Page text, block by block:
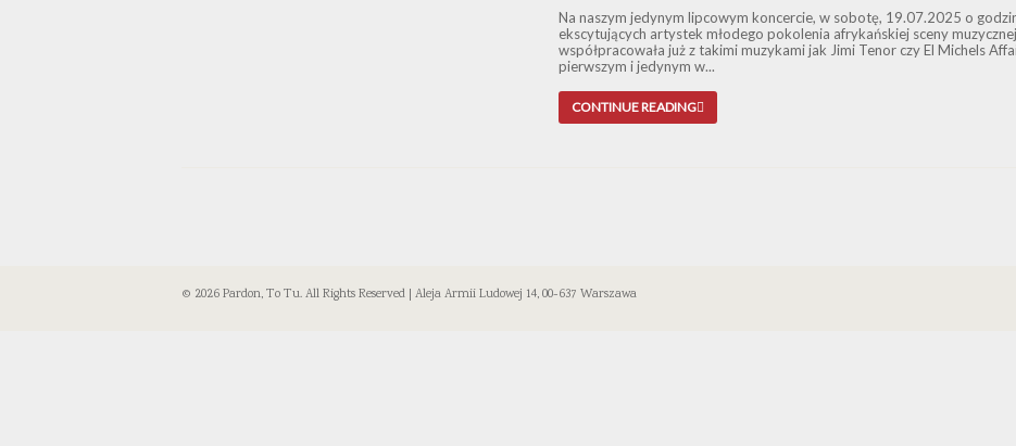
Na naszym jedynym lipcowym koncercie, w sobotę, 19.07.2025 o
ekscytujących artystek młodego pokolenia afrykańskiej sceny
współpracowała już z takimi muzykami jak Jimi Tenor czy El Michels
pierwszym i jedynym w...
CONTINUE READING
© 2026 Pardon, To Tu. All Rights Reserved | Aleja Armii Ludowej 14, 00-637 Warszawa